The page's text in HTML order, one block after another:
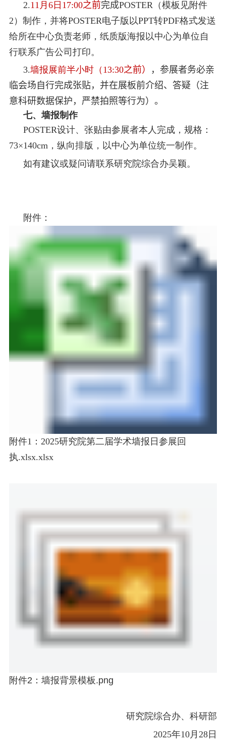
2.11 月 6日 17:00之前完成POSTER （模板见附件
2 ）制作，并将POSTER电子版以PPT转PDF格式发送
给所在中心负责老师，纸质版海报以中心为单位自
行联系广告公司打印。
3.墙报展前半小时（ 13:30之前）
，参展者务必亲
临会场自行完成张贴，并在展板前介绍、答疑（注
意科研数据保护，严禁拍照等行为）。
七、墙报制作
POSTER设计、张贴由参展者本人完成，规格：
73×140cm，纵向排版，以中心为单位统一制作。
如有建议或疑问请联系研究院综合办吴颖。
附件：
附件1：2025研究院第二届学术墙报日参展回
执.xlsx.xlsx
附件2：墙报背景模板.png
研究院综合办、科研部
2025年10月28 日